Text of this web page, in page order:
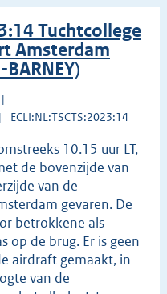
Tuchtcollege
Amsterdam
ECLI:NL:TSCTS:2023:14
10.15 uur LT,
de bovenzijde van
van de
gevaren. De
betrokkene als
op de brug. Er is geen
airdraft gemaakt, in
van de